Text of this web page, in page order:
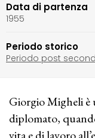
Data di partenza
1955
Periodo storico
Periodo post
Giorgio Migheli è
diplomato,